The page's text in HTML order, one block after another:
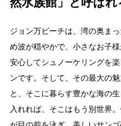
ジョン万ビーチは、湾の奥ま
め波が穏やかで、小さなお子
安心してシュノーケリングを
ンです。そして、その最大の
と、そこに暮らす豊かな海の
入れれば、そこはもう別世界